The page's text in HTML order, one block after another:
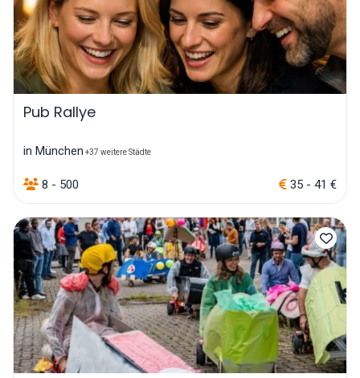
Pub Rallye
in München +37 weitere Städte
8 - 500 35 - 41 €